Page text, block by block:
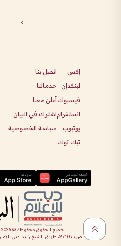
>
إكس
لينكدإن
فيسبوك
انستغرام
يوتيوب
تيك توك
اتصل بنا
خدماتنا
أعلن معنا
اشترك في البيان
سياسة الخصوصية
جميع الحقوق محفوظة ©2026
ص.ب 2710، طريق الشيخ زايد، دبي، الإمارات العربية المتحدة